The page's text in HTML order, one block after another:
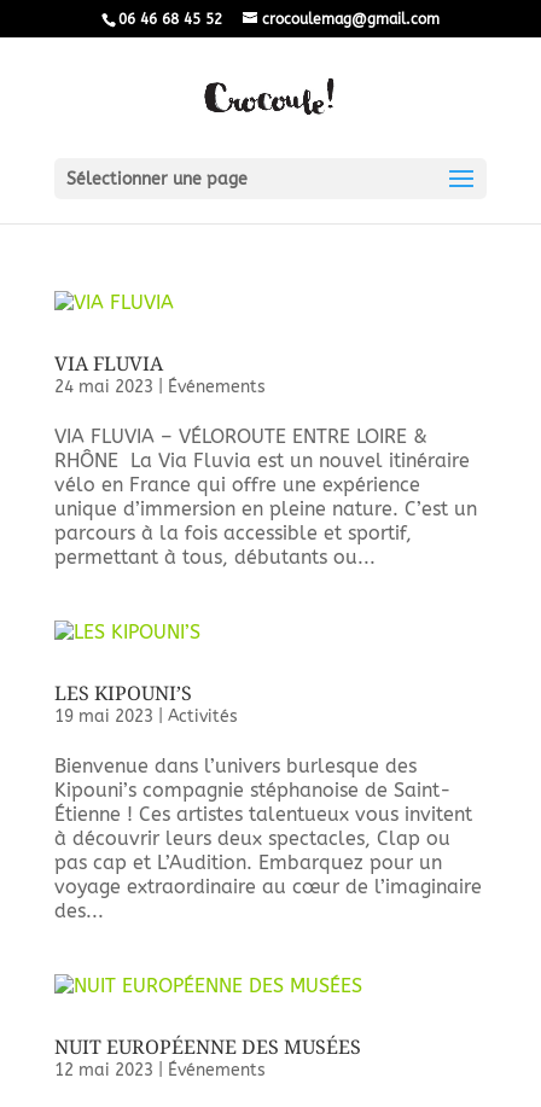
06 46 68 45 52 crocoulemag@gmail.com
Sélectionner une page
VIA FLUVIA
24 mai 2023 Événements
VIA FLUVIA – VÉLOROUTE ENTRE LOIRE &
RHÔNE La Via Fluvia est un nouvel itinéraire
vélo en France qui offre une expérience
unique d’immersion en pleine nature. C’est un
parcours à la fois accessible et sportif,
permettant à tous, débutants ou...
LES KIPOUNI’S
19 mai 2023 Activités
Bienvenue dans l’univers burlesque des
Kipouni’s compagnie stéphanoise de Saint-
Étienne ! Ces artistes talentueux vous invitent
à découvrir leurs deux spectacles, Clap ou
pas cap et L’Audition. Embarquez pour un
voyage extraordinaire au cœur de l’imaginaire
des...
NUIT EUROPÉENNE DES MUSÉES
12 mai 2023 Événements